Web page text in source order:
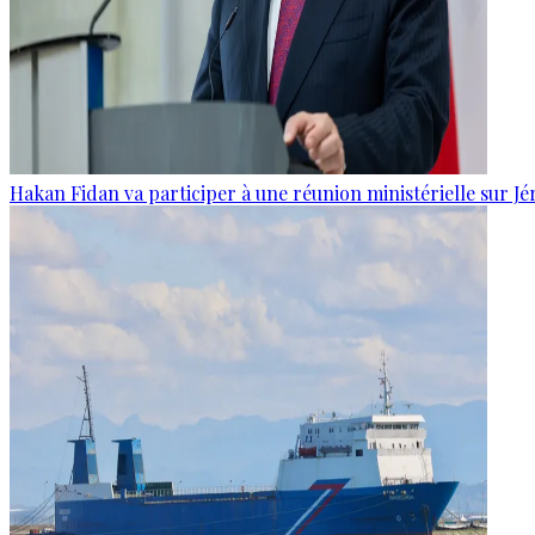
Hakan Fidan va participer à une réunion ministérielle sur